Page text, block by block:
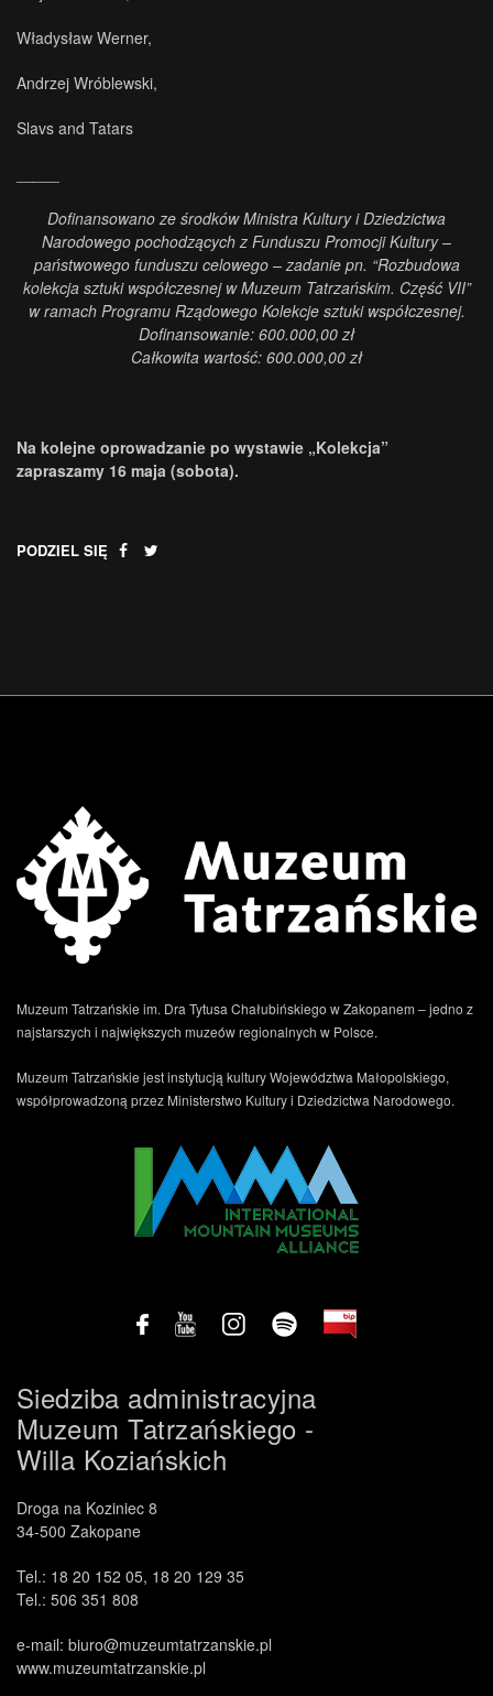
Władysław Werner,
Andrzej Wróblewski,
Slavs and Tatars
Dofinansowano ze środków Ministra Kultury i Dziedzictwa
Narodowego pochodzących z Funduszu Promocji Kultury –
państwowego funduszu celowego – zadanie pn. “Rozbudowa
kolekcja sztuki współczesnej w Muzeum Tatrzańskim. Część VII”
w ramach Programu Rządowego Kolekcje sztuki współczesnej.
Dofinansowanie: 600.000,00 zł
Całkowita wartość: 600.000,00 zł
Na kolejne oprowadzanie po wystawie „Kolekcja”
zapraszamy 16 maja (sobota).
PODZIEL SIĘ
Muzeum Tatrzańskie im. Dra Tytusa Chałubińskiego w Zakopanem – jedno z
najstarszych i największych muzeów regionalnych w Polsce.
Muzeum Tatrzańskie jest instytucją kultury Województwa Małopolskiego,
współprowadzoną przez Ministerstwo Kultury i Dziedzictwa Narodowego.
Siedziba administracyjna
Muzeum Tatrzańskiego -
Willa Koziańskich
Droga na Koziniec 8
34-500 Zakopane
Tel.: 18 20 152 05, 18 20 129 35
Tel.: 506 351 808
e-mail: biuro@muzeumtatrzanskie.pl
www.muzeumtatrzanskie.pl